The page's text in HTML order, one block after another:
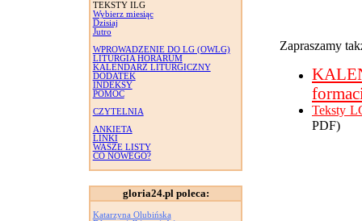
TEKSTY ILG
Wybierz miesiąc
Dzisiaj
Jutro
WPROWADZENIE DO LG (OWLG)
LITURGIA HORARUM
KALENDARZ LITURGICZNY
DODATEK
INDEKSY
POMOC
CZYTELNIA
ANKIETA
LINKI
WASZE LISTY
CO NOWEGO?
gloria24.pl poleca:
Katarzyna Olubińska
Zapraszamy
Teksty
PDF)